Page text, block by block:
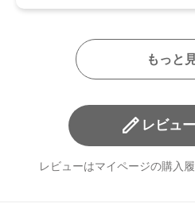
レビュ
レビューはマイページの購入